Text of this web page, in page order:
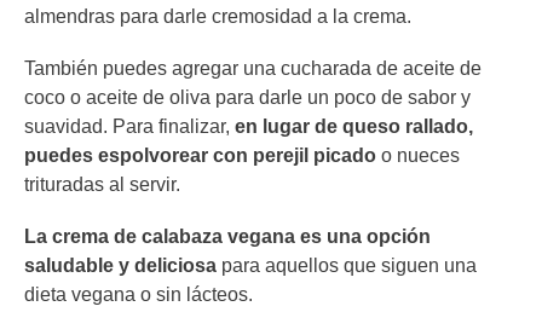
almendras para darle cremosidad a la crema.
También puedes agregar una cucharada de aceite de
coco o aceite de oliva para darle un poco de sabor y
suavidad. Para finalizar, en lugar de queso rallado,
puedes espolvorear con perejil picado o nueces
trituradas al servir.
La crema de calabaza vegana es una opción
saludable y deliciosa para aquellos que siguen una
dieta vegana o sin lácteos.